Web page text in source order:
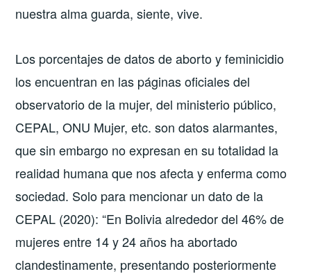
nuestra alma guarda, siente, vive.
Los porcentajes de datos de aborto y feminicidio
los encuentran en las páginas oficiales del
observatorio de la mujer, del ministerio público,
CEPAL, ONU Mujer, etc. son datos alarmantes,
que sin embargo no expresan en su totalidad la
realidad humana que nos afecta y enferma como
sociedad. Solo para mencionar un dato de la
CEPAL (2020): “En Bolivia alrededor del 46% de
mujeres entre 14 y 24 años ha abortado
clandestinamente, presentando posteriormente